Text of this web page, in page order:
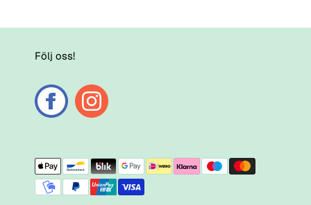
Följ oss!
Payment
methods
accepted